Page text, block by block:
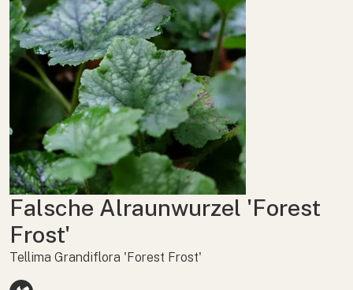
Falsche Alraunwurzel 'Forest
Frost'
Tellima Grandiflora 'Forest Frost'